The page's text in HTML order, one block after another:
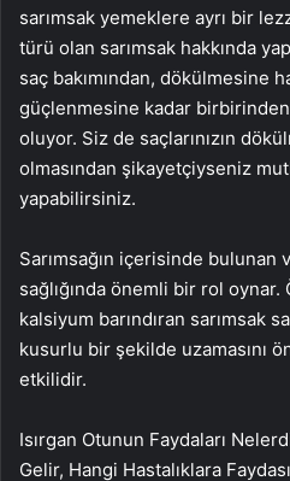
sarımsak yemeklere ayrı bir
türü olan sarımsak hakkında
saç bakımından, dökülmesine
güçlenmesine kadar
oluyor. Siz de saçlarınızın
olmasından şikayetçiyseniz
yapabilirsiniz.
Sarımsağın içerisinde
sağlığında önemli bir rol
kalsiyum barındıran sarımsak
kusurlu bir şekilde uzamasını
etkilidir.
Isırgan Otunun Faydaları
Gelir, Hangi Hastalıklara